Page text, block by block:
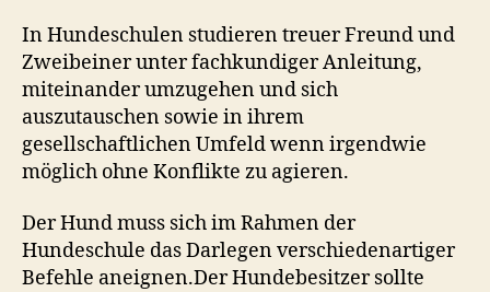
In Hundeschulen studieren treuer Freund und
Zweibeiner unter fachkundiger Anleitung,
miteinander umzugehen und sich
auszutauschen sowie in ihrem
gesellschaftlichen Umfeld wenn irgendwie
möglich ohne Konflikte zu agieren.
Der Hund muss sich im Rahmen der
Hundeschule das Darlegen verschiedenartiger
Befehle aneignen.Der Hundebesitzer sollte